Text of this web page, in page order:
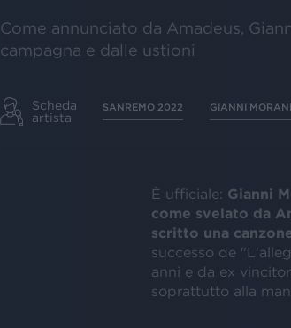
Come annunciato da Amadeus,
campagna e dalle ustioni
Scheda
artista
SANREMO 2022 GIANNI
È ufficiale: Gianni
come svelato da
scritto una
successo de
anni e da ex
soprattutto alla